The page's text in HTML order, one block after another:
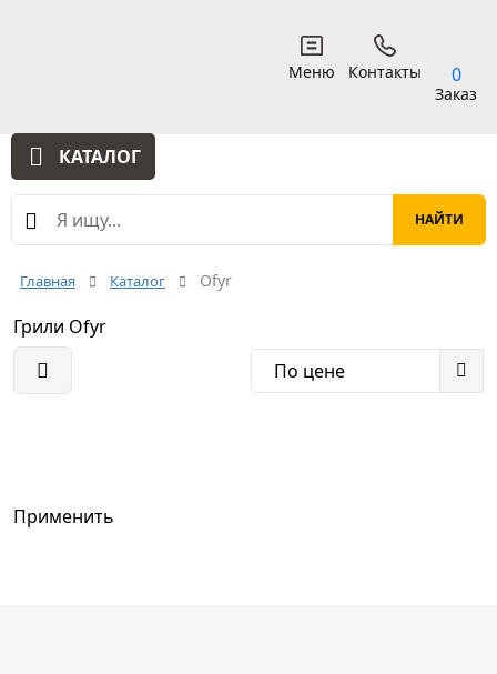
КАТАЛОГ
Меню Контакты 0
Заказ
Главная Каталог Ofyr
Грили Ofyr
По цене
Применить